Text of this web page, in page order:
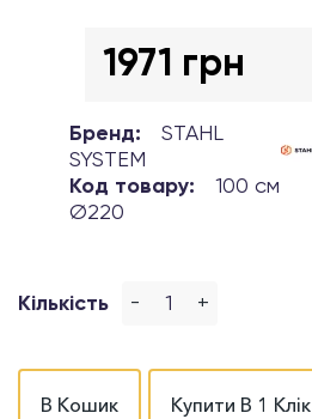
1971 грн
Бренд:
STAHL
SYSTEM
Код товару:
100 см
Ø220
Кількість - +
В Кошик Купити В 1 Клік